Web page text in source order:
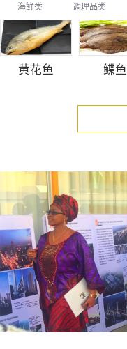
海鲜类 调理品类
黄花鱼 鲽鱼